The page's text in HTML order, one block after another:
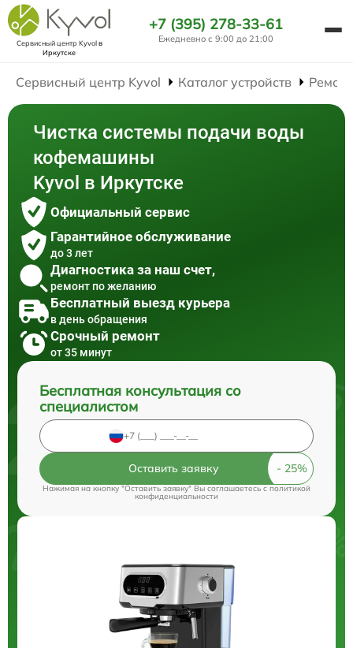
Сервисный центр Kyvolв
Иркутске
+7 (395) 278-33-61
Ежедневно с 9:00 до 21:00
Сервисный центр Kyvol Каталог устройств
Чистка системы подачи воды
кофемашины
Kyvol в Иркутске
Официальный сервис
Гарантийное обслуживание
до 3 лет
Диагностика за наш счет,
ремонт по желанию
Бесплатный выезд курьера
в день обращения
Срочный ремонт
от 35 минут
Бесплатная консультация со
специалистом
Оставить заявку
Нажимая на кнопку "Оставить заявку" Вы соглашаетесь cполитикой
конфиденциальности